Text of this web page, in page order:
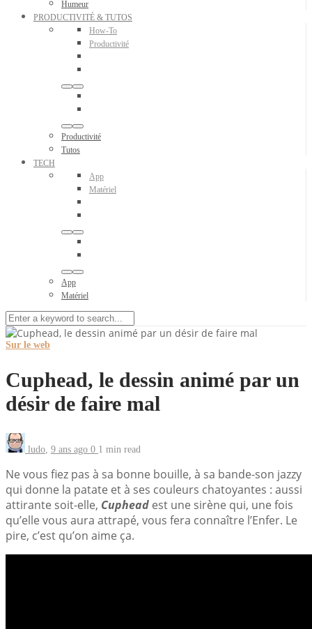
Humeur
PRODUCTIVITÉ & TUTOS
How-To
Productivité
Productivité
Tutos
TECH
App
Matériel
App
Matériel
Sur le web
Cuphead, le dessin animé par un
désir de faire mal
ludo 9 ans ago 0 1 min read
Ne vous fiez pas à sa bonne bouille, à sa bande-son jazzy
qui donne la patate et à ses couleurs chatoyantes : aussi
attirante soit-elle, Cuphead est une sirène qui, une fois
qu’elle vous aura attrapé, vous fera connaître l’Enfer. Le
pire, c’est qu’on aime ça.